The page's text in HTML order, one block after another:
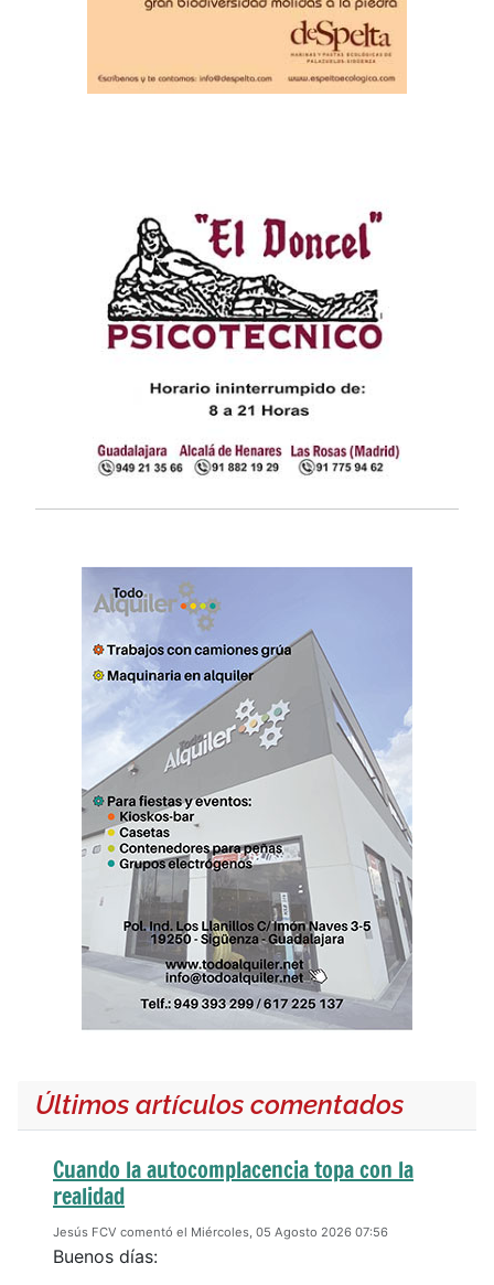
Últimos artículos comentados
Cuando la autocomplacencia topa con la
realidad
Jesús FCV comentó el Miércoles, 05 Agosto 2026 07:56
Buenos días: